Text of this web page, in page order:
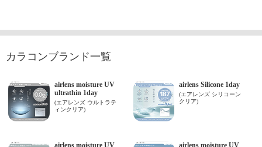
カラコンブランド一覧